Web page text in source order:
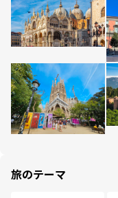
旅のテーマ